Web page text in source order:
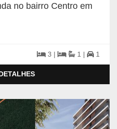
no bairro Centro em
3 | 1 | 1